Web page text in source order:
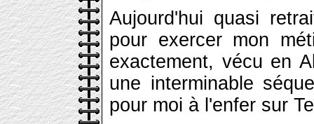
Aujourd'hui quasi
pour exercer mon
exactement, vécu en
une interminable
pour moi à l'enfer sur